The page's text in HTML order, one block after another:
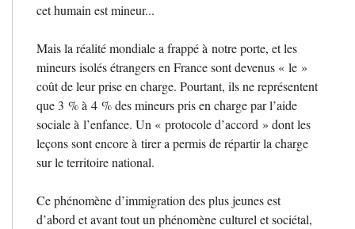
cet humain est mineur...
Mais la réalité mondiale a frappé à notre porte, et les
mineurs isolés étrangers en France sont devenus « le »
coût de leur prise en charge. Pourtant, ils ne représentent
que 3 % à 4 % des mineurs pris en charge par l’aide
sociale à l’enfance. Un « protocole d’accord » dont les
leçons sont encore à tirer a permis de répartir la charge
sur le territoire national.
Ce phénomène d’immigration des plus jeunes est
d’abord et avant tout un phénomène culturel et sociétal,